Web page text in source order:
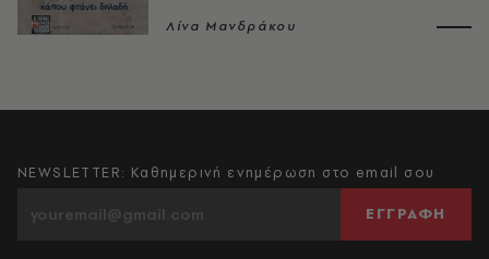
Λίνα Μανδράκου
NEWSLETTER: Καθημερινή ενημέρωση στο email σου
ΕΓΓΡΑΦΗ